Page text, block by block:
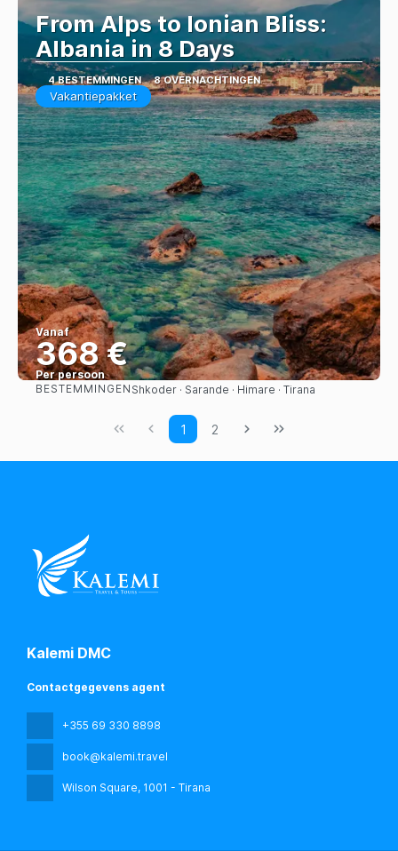
From Alps to Ionian Bliss:
Albania in 8 Days
4 BESTEMMINGEN 8 OVERNACHTINGEN
Vakantiepakket
Vanaf
368 €
Per persoon
Bekijk
BESTEMMINGEN Shkoder · Sarande · Himare · Tirana
1 2
Kalemi DMC
Contactgegevens agent
+355 69 330 8898
book@kalemi.travel
Wilson Square, 1001 - Tirana